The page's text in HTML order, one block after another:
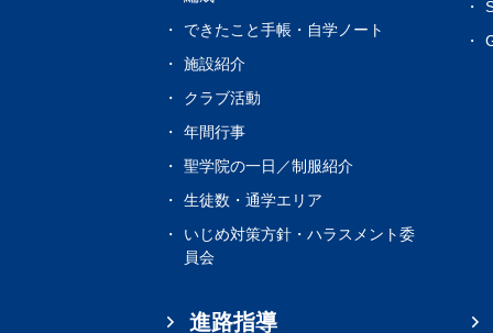
できたこと手帳・自学ノート
施設紹介
クラブ活動
年間行事
聖学院の一日／制服紹介
生徒数・通学エリア
いじめ対策方針・ハラスメント委
員会
進路指導